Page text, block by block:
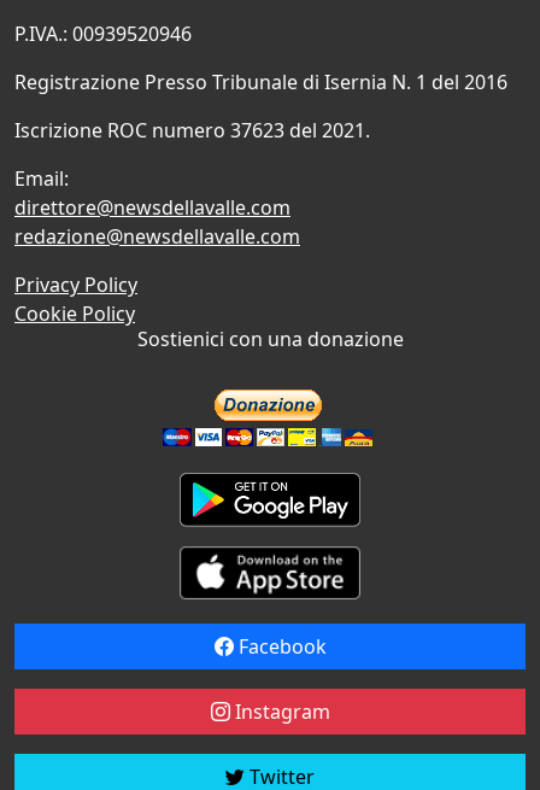
P.IVA.: 00939520946
Registrazione Presso Tribunale di Isernia N. 1 del 2016
Iscrizione ROC numero 37623 del 2021.
Email:
direttore@newsdellavalle.com
redazione@newsdellavalle.com
Privacy Policy
Cookie Policy
Sostienici con una donazione
Facebook
Instagram
Twitter